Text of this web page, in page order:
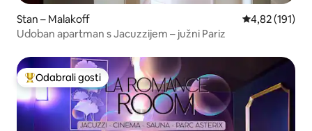
Stan – Malakoff Prosječna
4,82 (191)
Udoban apartman s Jacuzzijem – južni Pariz
Među najviše rangiranima s oznakom „Odabrali gosti”
Odabrali gosti